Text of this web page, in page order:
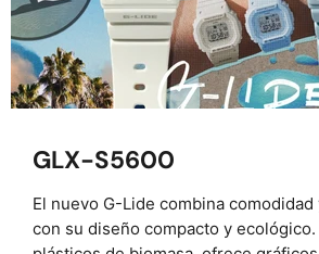
GLX-S5600
El nuevo G-Lide combina
con su diseño compacto y